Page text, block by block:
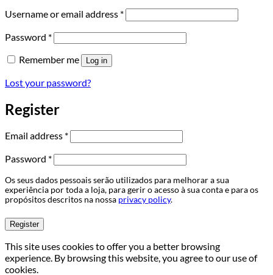
Username or email address *Required
Password *Required
Remember me
Log in
Lost your password?
Register
Email address *Required
Password *Required
Os seus dados pessoais serão utilizados para melhorar a sua
experiência por toda a loja, para gerir o acesso à sua conta e para os
propósitos descritos na nossa privacy policy.
Register
This site uses cookies to offer you a better browsing
experience. By browsing this website, you agree to our use of
cookies.